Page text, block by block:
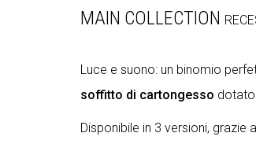
MAIN COLLECTION
Luce e suono: un binomio
soffitto di cartongesso
Disponibile in 3 versioni,